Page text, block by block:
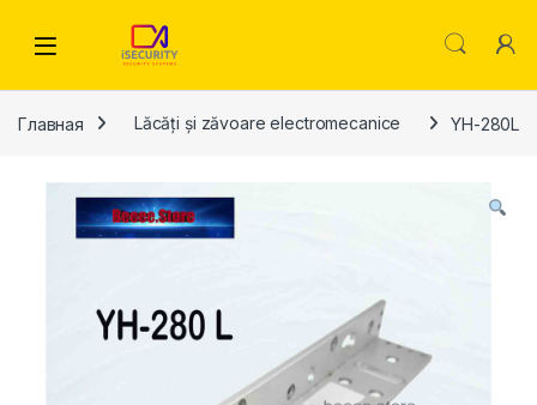
Главная Lăcăți și zăvoare electromecanice YH-280L